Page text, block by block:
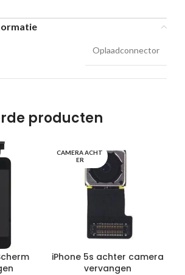
Oplaadconnector
producten
CAMERA ACHT
ER
iPhone 5s achter camera
vervangen